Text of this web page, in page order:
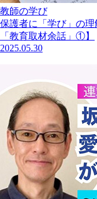
教師の学び
保護者に「学び」の
「教育取材余話」①】
2025.05.30